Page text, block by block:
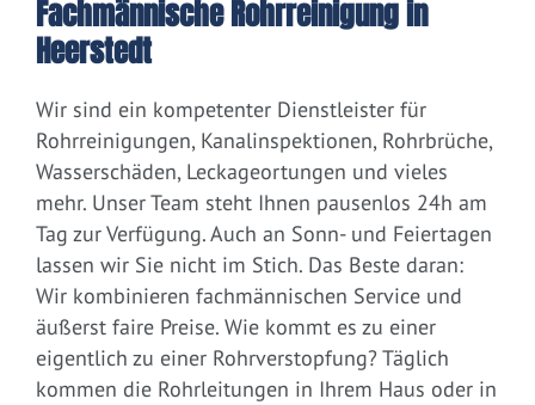
Fachmännische Rohrreinigung in
Heerstedt
Wir sind ein kompetenter Dienstleister für
Rohrreinigungen, Kanalinspektionen, Rohrbrüche,
Wasserschäden, Leckageortungen und vieles
mehr. Unser Team steht Ihnen pausenlos 24h am
Tag zur Verfügung. Auch an Sonn- und Feiertagen
lassen wir Sie nicht im Stich. Das Beste daran:
Wir kombinieren fachmännischen Service und
äußerst faire Preise. Wie kommt es zu einer
eigentlich zu einer Rohrverstopfung? Täglich
kommen die Rohrleitungen in Ihrem Haus oder in